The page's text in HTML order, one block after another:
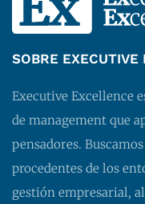
SOBRE EXECUTIVE
Executive Excellence
de management que
pensadores.
procedentes de los
gestión empresarial,